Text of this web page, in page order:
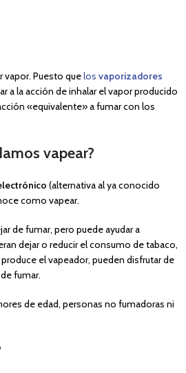
vapor. Puesto quelos vaporizadores
a la acción de inhalar el vapor producido
«equivalente» a fumar con los
vapear?
(alternativa al ya conocido
como vapear.
de fumar, pero puede ayudar a
dejar o reducir el consumo de tabaco,
el vapeador, pueden disfrutar de
fumar.
de edad, personas no fumadoras ni